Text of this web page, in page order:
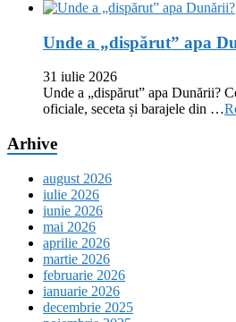
Unde a „dispărut” apa
31 iulie 2026
Unde a „dispărut” apa Dunării?
oficiale, seceta și barajele din …
Arhive
august 2026
iulie 2026
iunie 2026
mai 2026
aprilie 2026
martie 2026
februarie 2026
ianuarie 2026
decembrie 2025